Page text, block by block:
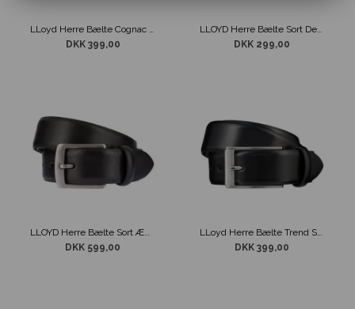
LLoyd Herre Bælte Cognac Rustik
DKK 399,00
LLOYD Herre Bælte Sort Design
DKK 299,00
DKK 599,00
LLoyd Herre Bælte Trend Sort
DKK 399,00